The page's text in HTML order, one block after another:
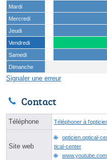
Mardi
Mercredi
Jeudi
Vendredi
Samedi
Dimanche
Signaler une erreur
Contact
Téléphone Téléphoner à
Site web
opticien.optical-
tical-center